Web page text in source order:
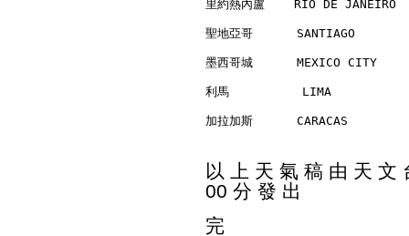
里約熱內盧    RIO DE
聖地亞哥      SANTIAGO
墨西哥城      MEXICO CITY
利馬          LIMA
加拉加斯      CARACAS
以 上 天 氣 稿 由 天 文
00 分 發 出
完